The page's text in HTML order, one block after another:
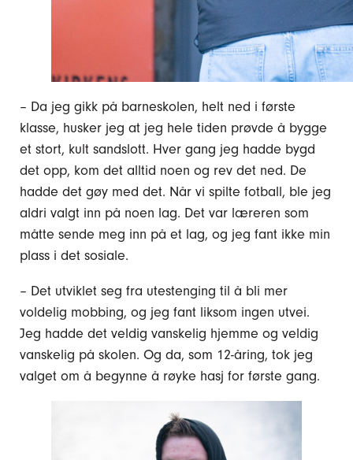
– Da jeg gikk på barneskolen, helt ned i første
klasse, husker jeg at jeg hele tiden prøvde å bygge
et stort, kult sandslott. Hver gang jeg hadde bygd
det opp, kom det alltid noen og rev det ned. De
hadde det gøy med det. Når vi spilte fotball, ble jeg
aldri valgt inn på noen lag. Det var læreren som
måtte sende meg inn på et lag, og jeg fant ikke min
plass i det sosiale.
– Det utviklet seg fra utestenging til å bli mer
voldelig mobbing, og jeg fant liksom ingen utvei.
Jeg hadde det veldig vanskelig hjemme og veldig
vanskelig på skolen. Og da, som 12-åring, tok jeg
valget om å begynne å røyke hasj for første gang.